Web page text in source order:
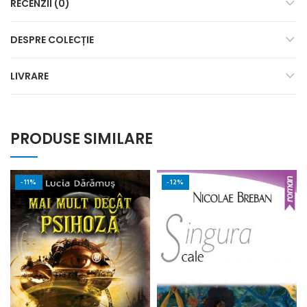
RECENZII (0)
DESPRE COLECȚIE
LIVRARE
PRODUSE SIMILARE
-11% -12%